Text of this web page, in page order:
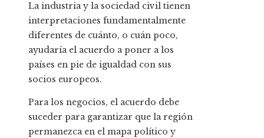
La industria y la sociedad civil tienen
interpretaciones fundamentalmente
diferentes de cuánto, o cuán poco,
ayudaría el acuerdo a poner a los
países en pie de igualdad con sus
socios europeos.
Para los negocios, el acuerdo debe
suceder para garantizar que la región
permanezca en el mapa político y